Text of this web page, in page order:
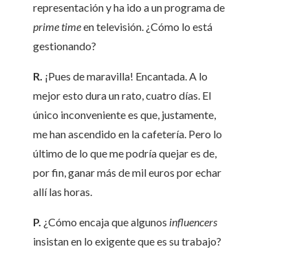
representación y ha ido a un programa de
prime timeen televisión. ¿Cómo lo está
gestionando?
R. ¡Pues de maravilla! Encantada. A lo
mejor esto dura un rato, cuatro días. El
único inconveniente es que, justamente,
me han ascendido en la cafetería. Pero lo
último de lo que me podría quejar es de,
por fin, ganar más de mil euros por echar
allí las horas.
P. ¿Cómo encaja que algunos influencers
insistan en lo exigente que es su trabajo?